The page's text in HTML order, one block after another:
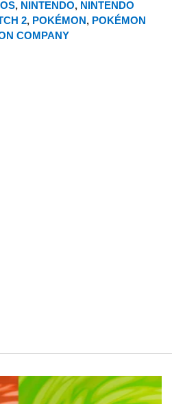
, NINTENDO, NINTENDO
2, POKÉMON, POKÉMON
COMPANY